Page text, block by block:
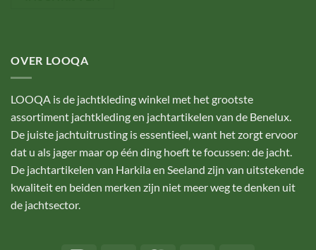
OVER LOOQA
LOOQA is de jachtkleding winkel met het grootste
assortiment jachtkleding en jachtartikelen van de Benelux.
De juiste jachtuitrusting is essentieel, want het zorgt ervoor
dat u als jager maar op één ding hoeft te focussen: de jacht.
De jachtartikelen van Harkila en Seeland zijn van uitstekende
kwaliteit en beiden merken zijn niet meer weg te denken uit
de jachtsector.